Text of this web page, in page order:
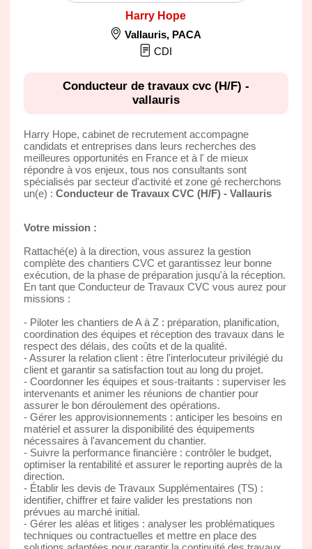
Harry Hope
Vallauris, PACA
CDI
Conducteur de travaux cvc (H/F) -
vallauris
Harry Hope, cabinet de recrutement accompagne
candidats et entreprises dans leurs recherches des
meilleures opportunités en France et à l' de mieux
répondre à vos enjeux, tous nos consultants sont
spécialisés par secteur d'activité et zone gé recherchons
un(e) : Conducteur de Travaux CVC (H/F) - Vallauris
Votre mission :
Rattaché(e) à la direction, vous assurez la gestion
complète des chantiers CVC et garantissez leur bonne
exécution, de la phase de préparation jusqu'à la réception.
En tant que Conducteur de Travaux CVC vous aurez pour
missions :
- Piloter les chantiers de A à Z : préparation, planification,
coordination des équipes et réception des travaux dans le
respect des délais, des coûts et de la qualité.
- Assurer la relation client : être l'interlocuteur privilégié du
client et garantir sa satisfaction tout au long du projet.
- Coordonner les équipes et sous-traitants : superviser les
intervenants et animer les réunions de chantier pour
assurer le bon déroulement des opérations.
- Gérer les approvisionnements : anticiper les besoins en
matériel et assurer la disponibilité des équipements
nécessaires à l'avancement du chantier.
- Suivre la performance financière : contrôler le budget,
optimiser la rentabilité et assurer le reporting auprès de la
direction.
- Établir les devis de Travaux Supplémentaires (TS) :
identifier, chiffrer et faire valider les prestations non
prévues au marché initial.
- Gérer les aléas et litiges : analyser les problématiques
techniques ou contractuelles et mettre en place des